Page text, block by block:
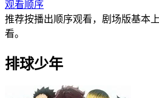
观看顺序
推荐按播出顺序观看，剧场版基本
看。
排球少年